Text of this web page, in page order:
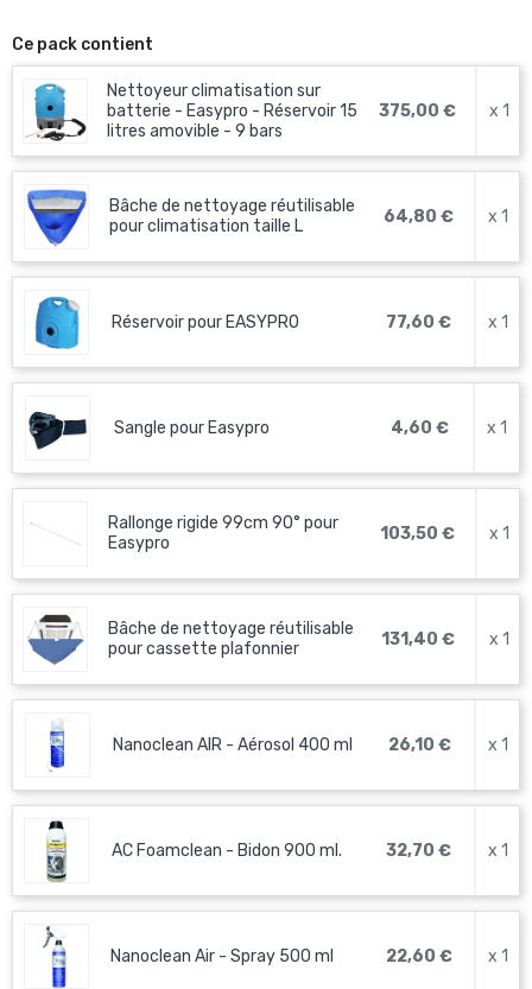
Ce pack contient
Nettoyeur climatisation sur
batterie - Easypro - Réservoir 15
litres amovible - 9 bars
375,00 € x 1
Bâche de nettoyage réutilisable
pour climatisation taille L
64,80 € x 1
Réservoir pour EASYPRO 77,60 € x 1
Sangle pour Easypro 4,60 € x 1
Rallonge rigide 99cm 90° pour
Easypro
103,50 € x 1
Bâche de nettoyage réutilisable
pour cassette plafonnier
131,40 € x 1
Nanoclean AIR - Aérosol 400 ml 26,10 € x 1
AC Foamclean - Bidon 900 ml. 32,70 € x 1
Nanoclean Air - Spray 500 ml 22,60 € x 1